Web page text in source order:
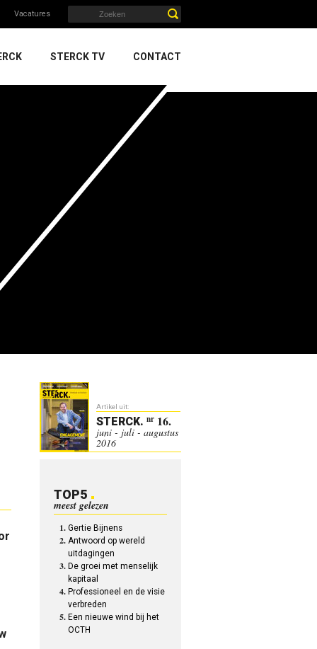
Vacatures
STERCK TV CONTACT
Artikel uit:
STERCK. nr 16.
juni - juli - augustus
2016
TOP5
meest gelezen
Gertie Bijnens
Antwoord op wereld
uitdagingen
De groei met menselijk
kapitaal
Professioneel en de visie
verbreden
Een nieuwe wind bij het
OCTH